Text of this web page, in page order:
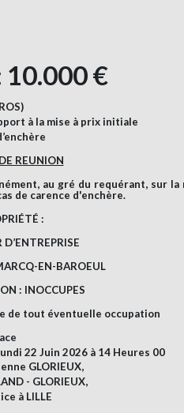
10.000 €
à la mise à prix initiale
REUNION
au gré du requérant, sur la
de carence d'enchère.
:
EN-BAROEUL
: INOCCUPES
de tout éventuelle occupation
22 Juin 2026 à 14 Heures 00
GLORIEUX,
- GLORIEUX,
à LILLE